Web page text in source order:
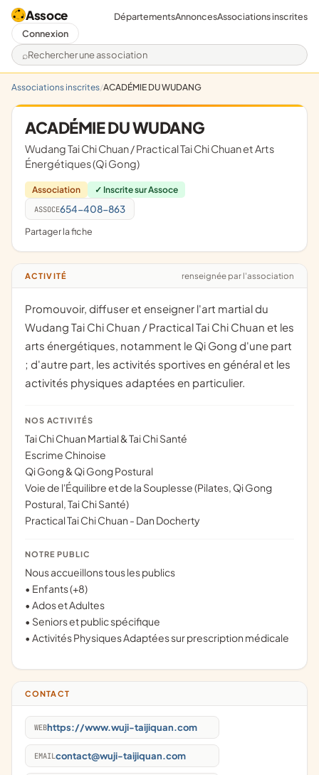
Assoce
Rechercher une association
DépartementsAnnoncesAssociations inscrites
Connexion
Associations inscrites ACADÉMIE DU WUDANG
ACADÉMIE DU WUDANG
Wudang Tai Chi Chuan / Practical Tai Chi Chuan et Arts
Énergétiques (Qi Gong)
Association ✓ Inscrite sur Assoce
ASSOCE654-408-863
Partager la fiche
CONTACT
WEBhttps://www.wuji-taijiquan.com
EMAILcontact@wuji-taijiquan.com
ACTIVITÉ renseignée par l'association
Promouvoir, diffuser et enseigner l'art martial du
Wudang Tai Chi Chuan / Practical Tai Chi Chuan et les
arts énergétiques, notamment le Qi Gong d'une part
; d'autre part, les activités sportives en général et les
activités physiques adaptées en particulier.
NOS ACTIVITÉS
Tai Chi Chuan Martial & Tai Chi Santé
Escrime Chinoise
Qi Gong & Qi Gong Postural
Voie de l'Équilibre et de la Souplesse (Pilates, Qi Gong
Postural, Tai Chi Santé)
Practical Tai Chi Chuan - Dan Docherty
NOTRE PUBLIC
Nous accueillons tous les publics
• Enfants (+8)
• Ados et Adultes
• Seniors et public spécifique
• Activités Physiques Adaptées sur prescription médicale